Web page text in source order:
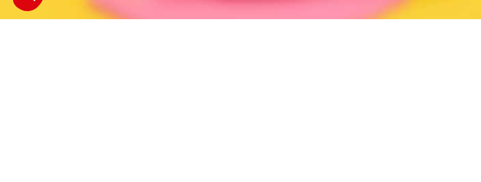
Our platform empowers you to tailor and manage your privacy settings, ensuring compliance with